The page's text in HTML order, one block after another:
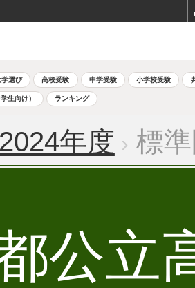
学選び 高校受験 中学受験 小学校受験
生向け） ランキング
2024年度 標
公立